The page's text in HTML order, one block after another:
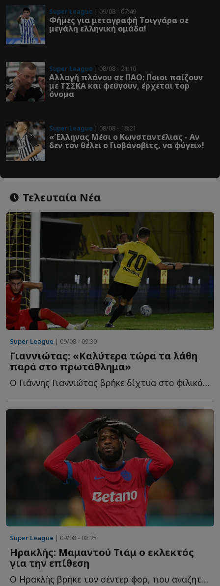
Super League | 09/08 - 07:49
Φήμες για μεταγραφή Τσιγγάρα σε
μεγάλη ελληνική ομάδα!
Super League | 08/08 - 21:10
Αλλαγή πλάνου σε ΠΑΟ: Ποιοι παίζουν
με ΤΣΣΚΑ και φεύγουν, έρχεται τοp
όνομα
Super League | 08/08 - 18:21
«Έλληνας Μέσι ο Κωνσταντέλιας - Αν
δεν τον θέλει ο Γιοβάνοβιτς, να φύγει»!
Τελευταία Νέα
Super League | 09/08 - 09:30
Γιαννιώτας: «Καλύτερα τώρα τα λάθη
παρά στο πρωτάθλημα»
Ο Γιάννης Γιαννιώτας βρήκε δίχτυα στο φιλικό του Άρη μ...
Super League | 09/08 - 08:25
Ηρακλής: Μαμαντού Τιάμ ο εκλεκτός
για την επίθεση
Ο Ηρακλής βρήκε τον σέντερ φορ, που αναζητούσε στην π...